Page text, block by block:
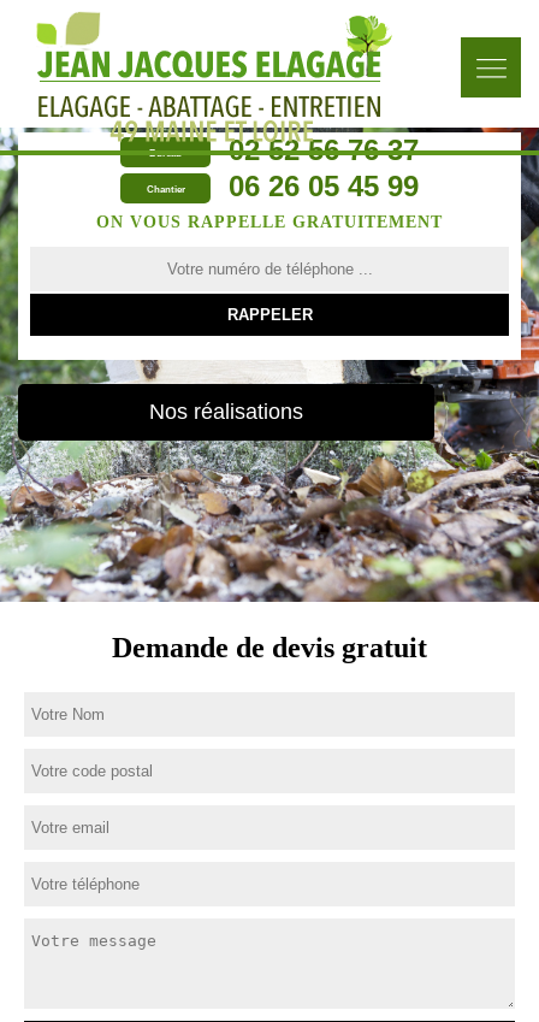
Bureau 02 52 56 76 37
Chantier 06 26 05 45 99
ON VOUS RAPPELLE GRATUITEMENT
Nos réalisations
Demande de devis gratuit